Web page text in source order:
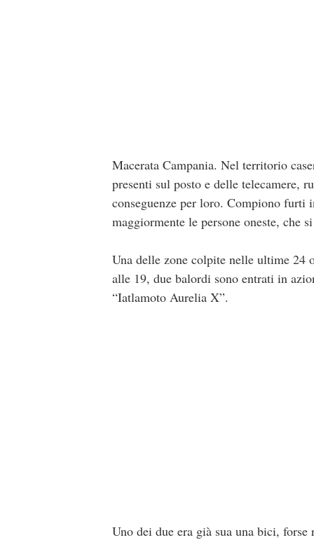
Macerata Campania. Nel territorio
presenti sul posto e delle telecamere,
conseguenze per loro. Compiono furti
maggiormente le persone oneste, che
Una delle zone colpite nelle ultime 24
alle 19, due balordi sono entrati in
“Iatlamoto Aurelia X”.
Uno dei due era già sua una bici,